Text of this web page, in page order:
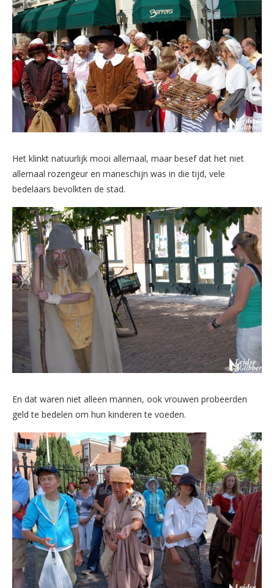
Het klinkt natuurlijk mooi allemaal, maar besef dat het niet
allemaal rozengeur en maneschijn was in die tijd, vele
bedelaars bevolkten de stad.
En dat waren niet alleen mannen, ook vrouwen probeerden
geld te bedelen om hun kinderen te voeden.